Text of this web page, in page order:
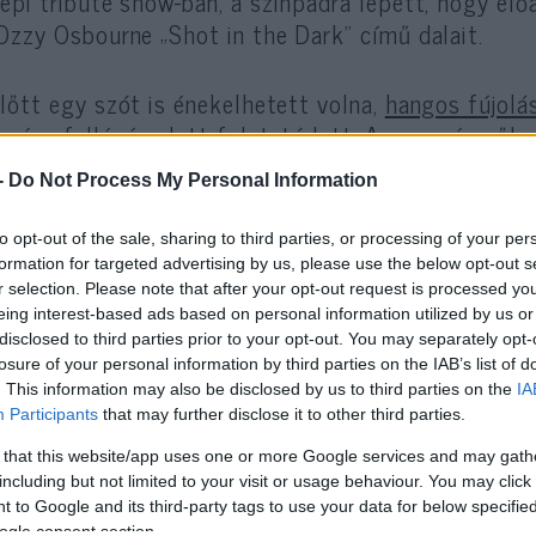
Do Not Process My Personal Information
opt-out of the sale, sharing to third parties, or processing of your
for targeted advertising by us, please use the below opt-out
selection. Please note that after your opt-out request is processed
interest-based ads based on personal information utilized by us
to third parties prior to your opt-out. You may separately
of your personal information by third parties on the IAB’s list of
This information may also be disclosed by us to third parties on the
Participants that may further disclose it to other third parties.
that this website/app uses one or more Google services and may
but not limited to your visit or usage behaviour. You may
to Google and its third-party tags to use your data for below
consent section.
Osbourne „Shot in the Dark” című dalait.
egy szót is énekelhetett volna, hangos
fellépés alatt folytatódott. Az eseményről
a fújolás nem Draiman zenei teljesítménye
és Izrael iránti nyílt támogatásából
légkör ellenére a zsidó énekes folytatta a
és profin befejezte a műsort az
zenekarok vezető zenészeivel együtt.